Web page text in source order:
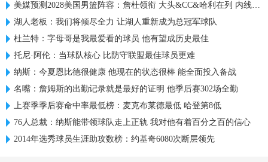
美媒预测2028美国男篮阵容：詹杜领衔 大头&CC&哈利在列 内线热巴
湖人老板：我们将倾尽全力 让湖人重新成为总冠军球队
杜兰特：字母哥是我最爱看的球员 他有望成历史最佳
托尼·阿伦：当球队核心 比防守联盟最佳球员更难
纳斯：今夏恩比德很健康 他现在的状态很棒 能全面投入备战
名嘴：詹姆斯的出勤记录就是最好的证明 他季后赛302场全勤
上赛季季后赛命中率最低榜：麦克布莱德最低 哈登第8低
76人总裁：纳斯能带领球队走上正轨 我对他有着百分之百的信心
2014年选秀球员生涯助攻数榜：约基奇6080次断层领先